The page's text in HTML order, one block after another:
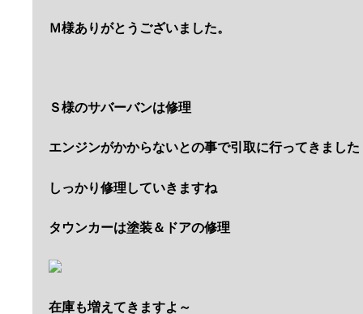
Ｍ様ありがとうございました。
Ｓ様のサバーバンは修理
エンジンがかからないとの事で引取に行ってきました
しっかり修理していきますね
タウンカーは塗装＆ドアの修理
在庫も増えてきますよ～